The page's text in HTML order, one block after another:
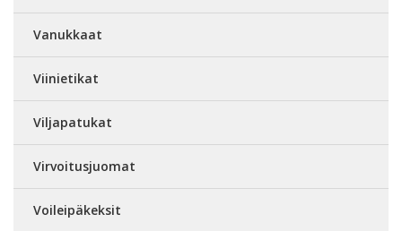
Vanukkaat
Viinietikat
Viljapatukat
Virvoitusjuomat
Voileipäkeksit